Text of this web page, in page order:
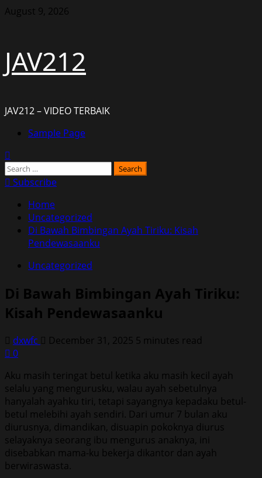
Skip
August 9, 2026
JAV212
JAV212 – VIDEO TERBAIK
PrimarySample Page
Search
for:Subscribe
Home
Uncategorized
Di Bawah Bimbingan Ayah Tiriku: Kisah
Pendewasaanku
Uncategorized
Di Bawah Bimbingan Ayah Tiriku:
Kisah Pendewasaanku
dxwfc December 31, 2025 5 minutes read
0
Aku masih teringat betul ketika aku masih kecil ayah
selalu yang mengurusku, walau ayah sebetulnya
hanyalah ayahku tiri, tetapi sayangnya kepadaku betul-
betul melebihi ayah sendiri. Dari umur 7 bulan aku
diurusnya, dimandikan, disuapin pokoknya diurus
selayaknya seorang ibu mengurus anaknya, ini
disebabkan mama-ku bekerja dikantor dan ayah
berwiraswasta.